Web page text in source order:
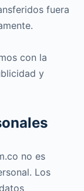
fuera
con la
y
no es
Los